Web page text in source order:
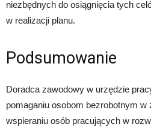
niezbędnych do osiągnięcia tych
w realizacji planu.
Podsumowanie
Doradca zawodowy w urzędzie
pomaganiu osobom bezrobotnym w
wspieraniu osób pracujących w